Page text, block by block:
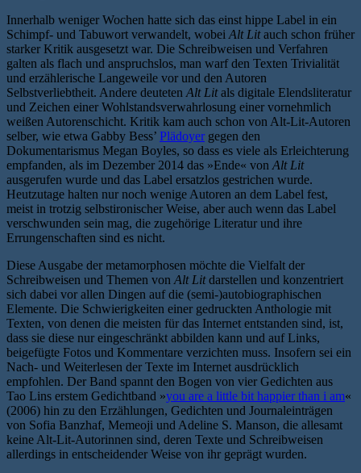
Innerhalb weniger Wochen hatte sich das einst hippe Label in ein
Schimpf- und Tabuwort verwandelt, wobei Alt Litauch schon früher
starker Kritik ausgesetzt war. Die Schreibweisen und Verfahren
galten als flach und anspruchslos, man warf den Texten Trivialität
und erzählerische Langeweile vor und den Autoren
Selbstverliebtheit. Andere deuteten Alt Litals digitale Elendsliteratur
und Zeichen einer Wohlstandsverwahrlosung einer vornehmlich
weißen Autorenschicht. Kritik kam auch schon von Alt-Lit-Autoren
selber, wie etwa Gabby Bess’ Plädoyer gegen den
Dokumentarismus Megan Boyles, so dass es viele als Erleichterung
empfanden, als im Dezember 2014 das »Ende« von Alt Lit
ausgerufen wurde und das Label ersatzlos gestrichen wurde.
Heutzutage halten nur noch wenige Autoren an dem Label fest,
meist in trotzig selbstironischer Weise, aber auch wenn das Label
verschwunden sein mag, die zugehörige Literatur und ihre
Errungenschaften sind es nicht.
Diese Ausgabe der metamorphosen möchte die Vielfalt der
Schreibweisen und Themen von Alt Litdarstellen und konzentriert
sich dabei vor allen Dingen auf die (semi-)autobiographischen
Elemente. Die Schwierigkeiten einer gedruckten Anthologie mit
Texten, von denen die meisten für das Internet entstanden sind, ist,
dass sie diese nur eingeschränkt abbilden kann und auf Links,
beigefügte Fotos und Kommentare verzichten muss. Insofern sei ein
Nach- und Weiterlesen der Texte im Internet ausdrücklich
empfohlen. Der Band spannt den Bogen von vier Gedichten aus
Tao Lins erstem Gedichtband »you are a little bit happier than i am«
(2006) hin zu den Erzählungen, Gedichten und Journaleinträgen
von Sofia Banzhaf, Memeoji und Adeline S. Manson, die allesamt
keine Alt-Lit-Autorinnen sind, deren Texte und Schreibweisen
allerdings in entscheidender Weise von ihr geprägt wurden.